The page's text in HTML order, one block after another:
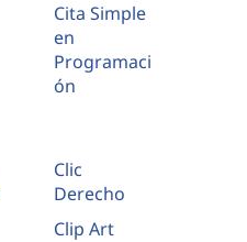
Cita Simple
en
Programaci
ón
Clic
Derecho
Clip Art